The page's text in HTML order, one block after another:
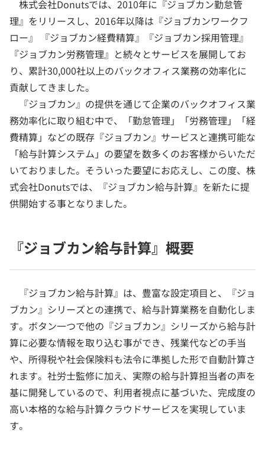
株式会社Donutsでは、2010年に『ジョブカン勤怠管
理』をリリースし、2016年以降は『ジョブカンワークフ
ロー』 『ジョブカン経費精算』『ジョブカン採用管理』
『ジョブカン労務管理』と続々とサービスを展開してお
り、累計30,000社以上のバックオフィス業務の効率化に
貢献してきました。
『ジョブカン』の提供を通じて企業のバックオフィス業
務効率化に取り組む中で、「勤怠管理」「労務管理」「経
費精算」などの既存『ジョブカン』サービスと連携可能な
「給与計算システム」の要望を数多くのお客様からいただ
いておりました。そういった要望にお応えし、この度、株
式会社Donutsでは、『ジョブカン給与計算』を新たに提
供開始する事となりました。
『ジョブカン給与計算』概要
『ジョブカン給与計算』は、豊富な設定項目と、『ジョ
ブカン』シリーズとの連携で、給与計算業務を自動化しま
す。ボタン一つで他の『ジョブカン』シリーズから給与計
算に必要な情報を取り込む事ができ、残業代などの手当
や、所得税や社会保険料も法令に準拠した形で自動計算さ
れます。社労士監修に加え、実際の給与計算担当者の声を
基に開発しているので、利用者視点に基づいた、完成度の
高い本格的な給与計算クラウドサービスを実現していま
す。